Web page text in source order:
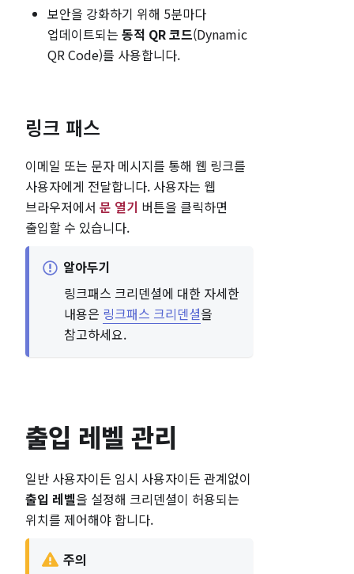
보안을 강화하기 위해 5분마다
업데이트되는 동적 QR 코드(Dynamic
QR Code)를 사용합니다.
링크 패스
이메일 또는 문자 메시지를 통해 웹 링크를
사용자에게 전달합니다. 사용자는 웹
브라우저에서 문 열기 버튼을 클릭하면
출입할 수 있습니다.
알아두기
링크패스 크리덴셜에 대한 자세한
내용은 링크패스 크리덴셜을
참고하세요.
출입 레벨 관리
일반 사용자이든 임시 사용자이든 관계없이
출입 레벨을 설정해 크리덴셜이 허용되는
위치를 제어해야 합니다.
주의